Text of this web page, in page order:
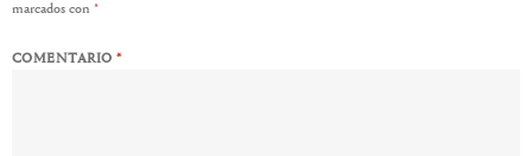
marcados con *
COMENTARIO*